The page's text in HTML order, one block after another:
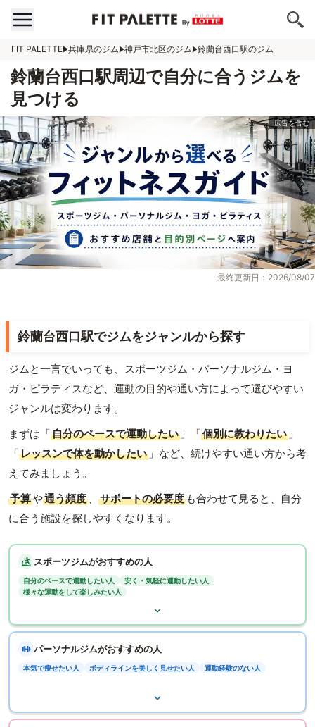
FIT PALETTE 兵庫県のジム 神戸市北区のジム 鈴蘭台西口駅のジム
鈴蘭台西口駅周辺で自分に合うジムを
見つける
最終更新日：2026/08/07
鈴蘭台西口駅でジムをジャンルから探す
ジムと一言でいっても、スポーツジム・パーソナルジム・ヨ
ガ・ピラティスなど、運動の目的や通い方によって選びやすい
ジャンルは変わります。
まずは「自分のペースで運動したい 」「個別に教わりたい 」
「レッスンで体を動かしたい 」など、続けやすい通い方から考
えてみましょう。
予算や通う頻度 、 サポートの必要度 も合わせて見ると、自分
に合う施設を探しやすくなります。
スポーツジムがおすすめの人
自分のペースで運動したい人
安く・気軽に運動したい人
様々な運動をして楽しみたい人
パーソナルジムがおすすめの人
本気で痩せたい人 ボディラインを美しく見せたい人 運動経験のない人